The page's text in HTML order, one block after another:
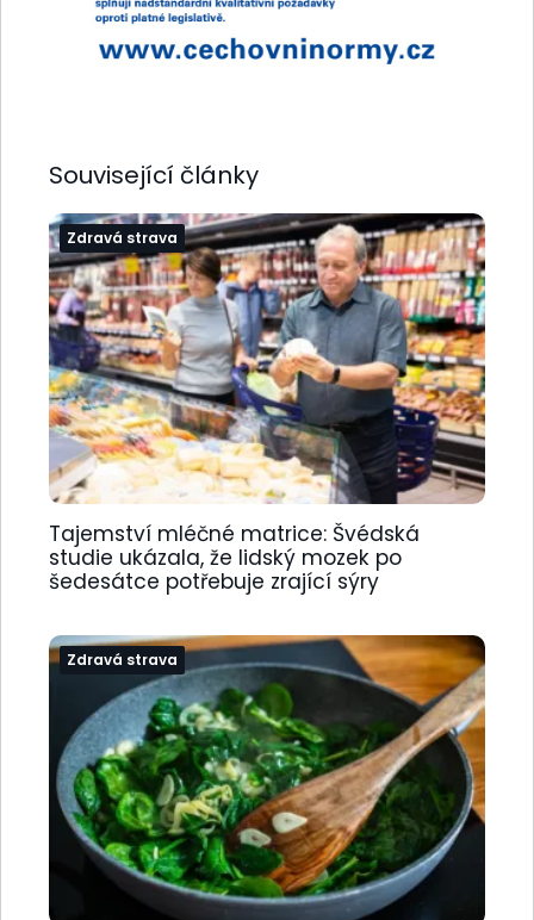
Související články
Zdravá strava
Tajemství mléčné matrice: Švédská
studie ukázala, že lidský mozek po
šedesátce potřebuje zrající sýry
Zdravá strava